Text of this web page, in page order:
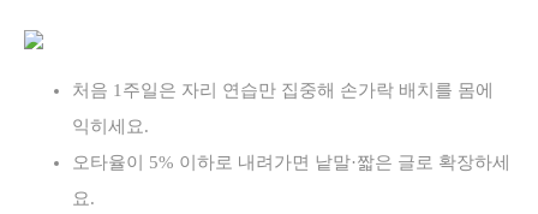
처음 1주일은 자리 연습만 집중해 손가락 배치를 몸에
익히세요.
오타율이 5% 이하로 내려가면 낱말·짧은 글로 확장하세
요.